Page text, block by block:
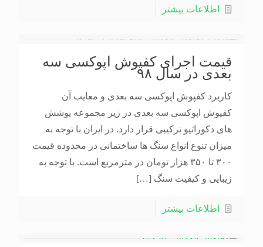
اطلاعات بیشتر
قیمت اجرای کفپوش اپوکسی سه
بعدی در سال ۹۸
کاربرد کفپوش اپوکسی سه بعدی و معایب آن
کفپوش اپوکسی سه بعدی در زیر مجموعه پوشش
های دکوراتیو ترکیبی قرار دارد. در ایران با توجه به
میزان تنوع انواع سنگ ها ساختمانی در محدوده قیمت
۳۰۰ تا ۳۵۰ هزار تومان در مترمربع است. با توجه به
زیبایی و کیفیت سنگ […]
اطلاعات بیشتر